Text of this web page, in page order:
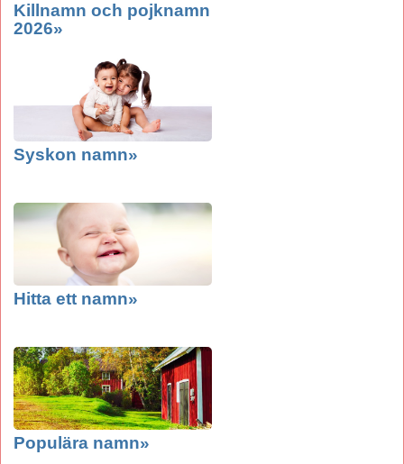
Killnamn och pojknamn
2026»
Syskon namn»
Hitta ett namn»
Populära namn»